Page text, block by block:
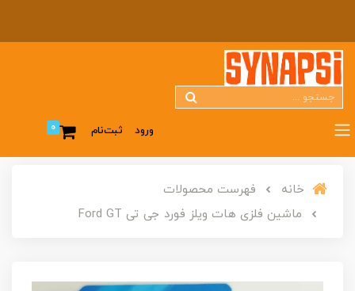
ورود ثبت‌نام 0
خانه
فهرست محصولات
ماشین فلزی هات ویلز فورد جی تی Ford GT